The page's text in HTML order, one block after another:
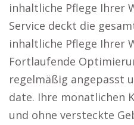
inhaltliche Pflege Ihrer
Service deckt die
inhaltliche Pflege Ihrer
Fortlaufende
regelmäßig angepasst
date. Ihre monatlichen
und ohne versteckte